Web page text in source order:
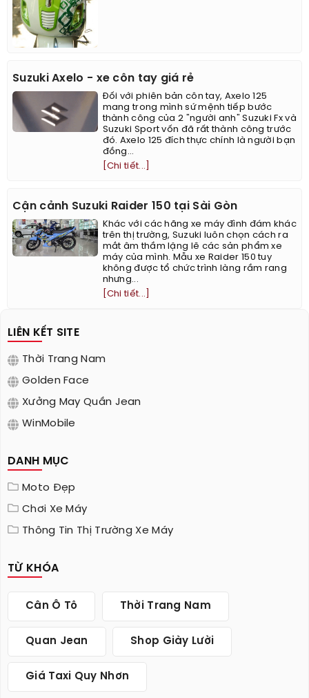
Suzuki Axelo - xe côn tay giá rẻ
Đối với phiên bản côn tay, Axelo 125
mang trong mình sứ mệnh tiếp bước
thành công của 2 "người anh" Suzuki Fx và
Suzuki Sport vốn đã rất thành công trước
đó. Axelo 125 đích thực chính là người bạn
đồng...
[Chi tiết...]
Cận cảnh Suzuki Raider 150 tại Sài Gòn
Khác với các hãng xe máy đình đám khác
trên thị trường, Suzuki luôn chọn cách ra
mắt âm thầm lặng lẽ các sản phẩm xe
máy của mình. Mẫu xe Raider 150 tuy
không được tổ chức trình làng rầm rang
nhưng...
[Chi tiết...]
LIÊN KẾT SITE
Thời Trang Nam
Golden Face
Xưởng May Quần Jean
WinMobile
DANH MỤC
Moto Đẹp
Chơi Xe Máy
Thông Tin Thị Trường Xe Máy
TỪ KHÓA
Cân Ô Tô Thời Trang Nam
Quan Jean Shop Giày Lười
Giá Taxi Quy Nhơn